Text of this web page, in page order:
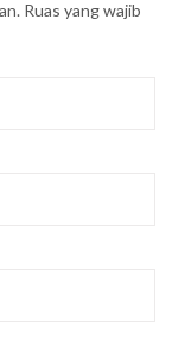
Ruas yang wajib